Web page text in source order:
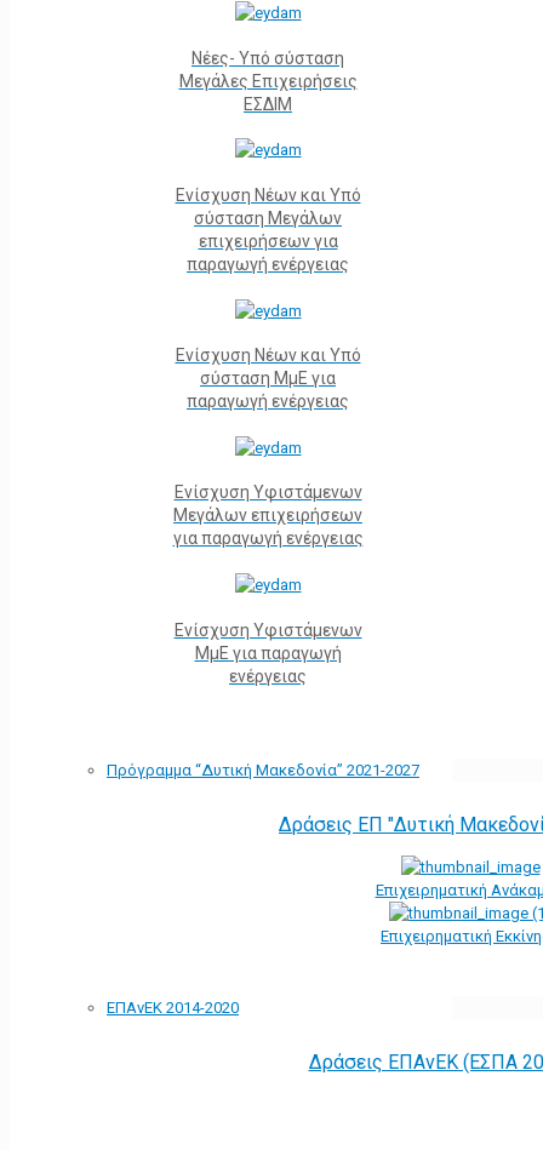
Νέες- Υπό σύσταση
Μεγάλες Επιχειρήσεις
ΕΣΔΙΜ
Ενίσχυση Νέων και Υπό
σύσταση Μεγάλων
επιχειρήσεων για
παραγωγή ενέργειας
Ενίσχυση Νέων και Υπό
σύσταση ΜμΕ για
παραγωγή ενέργειας
Ενίσχυση Υφιστάμενων
Μεγάλων επιχειρήσεων
για παραγωγή ενέργειας
Ενίσχυση Υφιστάμενων
ΜμΕ για παραγωγή
ενέργειας
Πρόγραμμα “Δυτική Μακεδονία” 2021-2027
Δράσεις ΕΠ "Δυτική
Επιχειρηματική
Επιχειρηματική
ΕΠΑνΕΚ 2014-2020
Δράσεις ΕΠΑνΕΚ (ΕΣΠΑ